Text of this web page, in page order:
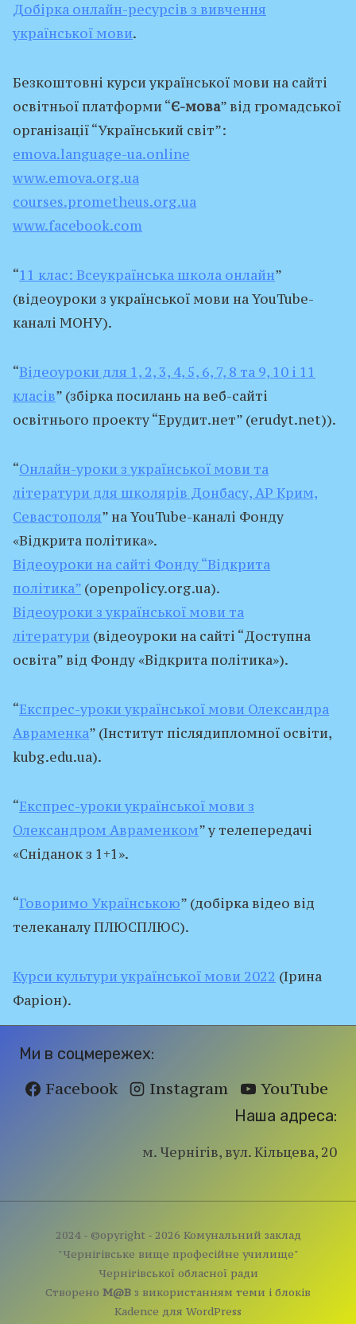
Добірка онлайн-ресурсів з вивчення
української мови.
Безкоштовні курси української мови на сайті
освітньої платформи “Є-мова” від громадської
організації “Український світ”:
emova.language-ua.online
www.emova.org.ua
courses.prometheus.org.ua
www.facebook.com
“11 клас: Всеукраїнська школа онлайн”
(відеоуроки з української мови на YouTube-
каналі МОНУ).
“Відеоуроки для 1, 2, 3, 4, 5, 6, 7, 8 та 9, 10 і 11
класів” (збірка посилань на веб-сайті
освітнього проекту “Ерудит.нет” (erudyt.net)).
“Онлайн-уроки з української мови та
літератури для школярів Донбасу, АР Крим,
Севастополя” на YouTube-каналі Фонду
«Відкрита політика».
Відеоуроки на сайті Фонду “Відкрита
політика” (openpolicy.org.ua).
Відеоуроки з української мови та
літератури (відеоуроки на сайті “Доступна
освіта” від Фонду «Відкрита політика»).
“Експрес-уроки української мови Олександра
Авраменка” (Інститут післядипломної освіти,
kubg.edu.ua).
“Експрес-уроки української мови з
Олександром Авраменком” у телепередачі
«Сніданок з 1+1».
“Говоримо Українською” (добірка відео від
телеканалу ПЛЮСПЛЮС).
Курси культури української мови 2022 (Ірина
Фаріон).
Ми в соцмережех:
Facebook Instagram YouTube
Наша адреса:
м. Чернігів, вул. Кільцева, 20
2024 - ©opyright - 2026 Комунальний заклад
"Чернігівське вище професійне училище"
Чернігівської обласної ради
Створено M@B з використанням теми і блоків
Kadence для WordPress